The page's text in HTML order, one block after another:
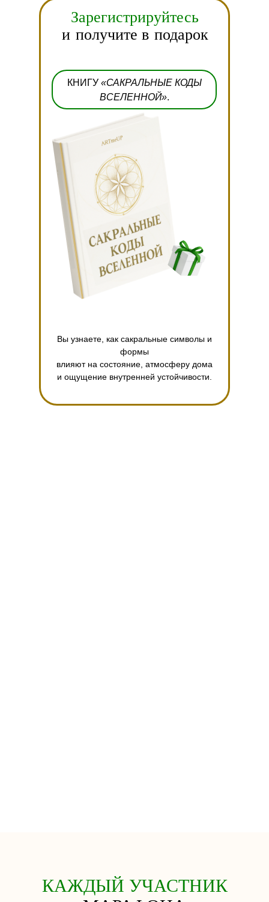
КНИГУ «САКРАЛЬНЫЕ КОДЫ
ВСЕЛЕННОЙ».
Вы узнаете, как сакральные символы и
формы
влияют на состояние, атмосферу дома
и ощущение внутренней устойчивости.
Зарегистрируйтесь
и получите в подарок
КАЖДЫЙ УЧАСТНИК